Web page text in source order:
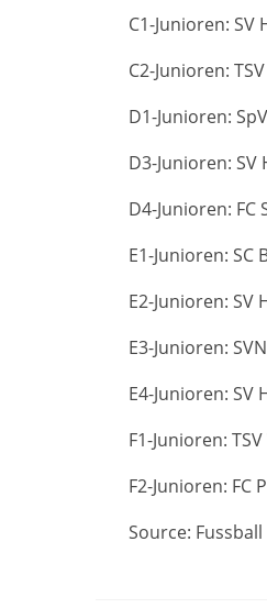
C1-Junioren:
C2-Junioren:
D1-Junioren:
D3-Junioren:
D4-Junioren:
E1-Junioren: SC
E2-Junioren: SV
E3-Junioren:
E4-Junioren:
F1-Junioren:
F2-Junioren: FC
Source: Fussball